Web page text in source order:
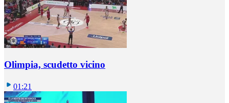
Olimpia, scudetto vicino
01:21